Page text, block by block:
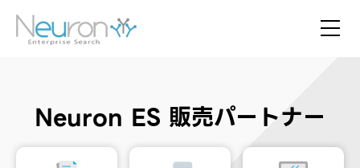
Neuron ES 販売パートナー